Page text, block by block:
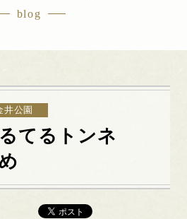
blog
井公園
てるトンネ